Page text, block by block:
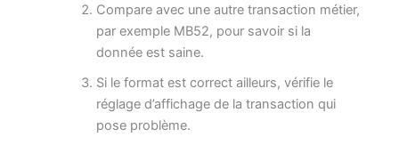
Compare avec une autre transaction métier,
par exemple MB52, pour savoir si la
donnée est saine.
Si le format est correct ailleurs, vérifie le
réglage d’affichage de la transaction qui
pose problème.